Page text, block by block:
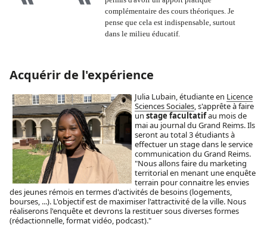
complémentaire des cours théoriques. Je
pense que cela est indispensable, surtout
dans le milieu éducatif.
Acquérir de l'expérience
Julia Lubain, étudiante en Licence
Sciences Sociales, s'apprête à faire
un stage facultatifau mois de
mai au journal du Grand Reims. Ils
seront au total 3 étudiants à
effectuer un stage dans le service
communication du Grand Reims.
"Nous allons faire du marketing
territorial en menant une enquête
terrain pour connaitre les envies
des jeunes rémois en termes d'activités de besoins (logements,
bourses, ...). L'objectif est de maximiser l'attractivité de la ville. Nous
réaliserons l'enquête et devrons la restituer sous diverses formes
(rédactionnelle, format vidéo, podcast)."